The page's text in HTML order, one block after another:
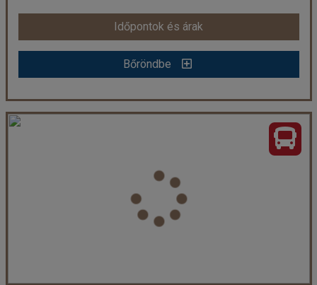
Időpontok és árak
Bőröndbe
Időpontok és árak
Bőröndbe
Jorgos Apartmanház, busszal
Város:Sarti
Utazás módja:Busszal
Ellátás: Ellátás nélkül
Szálláskategória: Apartmanház
2-3 ágyas félszuterén stúdió